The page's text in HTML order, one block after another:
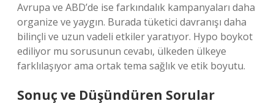
Avrupa ve ABD’de ise farkındalık kampanyaları daha
organize ve yaygın. Burada tüketici davranışı daha
bilinçli ve uzun vadeli etkiler yaratıyor. Hypo boykot
ediliyor mu sorusunun cevabı, ülkeden ülkeye
farklılaşıyor ama ortak tema sağlık ve etik boyutu.
Sonuç ve Düşündüren Sorular